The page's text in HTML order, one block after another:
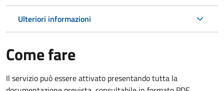
Ulteriori informazioni
Come fare
Il servizio può essere attivato presentando tutta la